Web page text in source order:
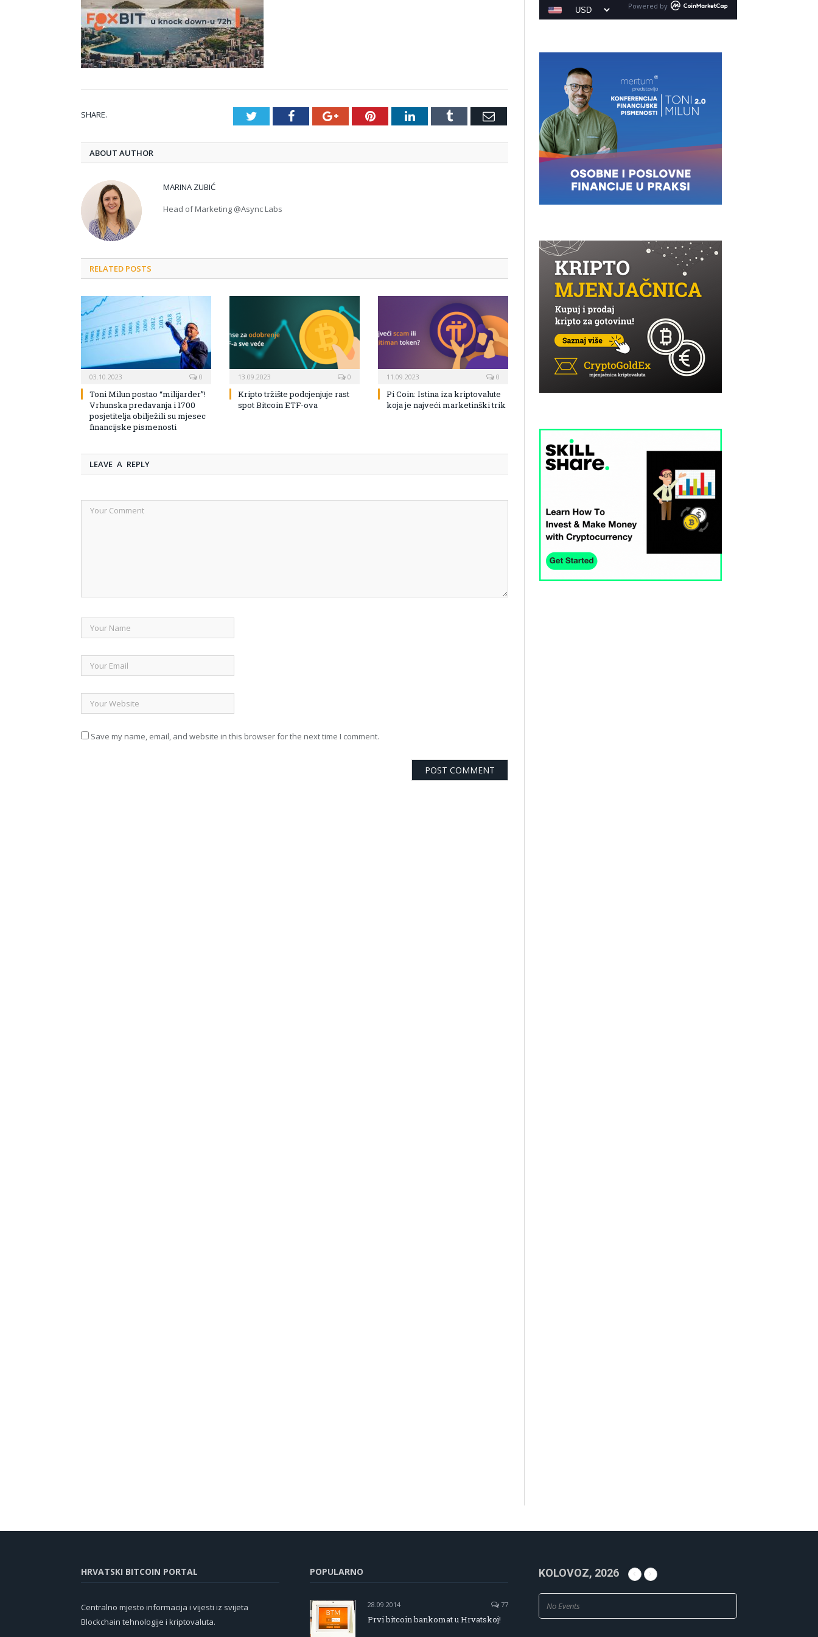
SHARE. TwitterFacebookGoogle+PinterestLinkedInTumblr Email
ABOUT AUTHOR
MARINA ZUBIĆ
Head of Marketing @Async Labs
RELATED POSTS
03.10.2023 0
Toni Milun postao “milijarder”!
Vrhunska predavanja i 1700
posjetitelja obilježili su mjesec
financijske pismenosti
13.09.2023 0
Kripto tržište podcjenjuje rast
spot Bitcoin ETF-ova
11.09.2023 0
Pi Coin: Istina iza kriptovalute
koja je najveći marketinški trik
LEAVE A REPLY
Save my name, email, and website in this browser for the next time I comment.
Powered by
HRVATSKI BITCOIN PORTAL
Centralno mjesto informacija i vijesti iz svijeta
Blockchain tehnologije i kriptovaluta.
POPULARNO
28.09.2014 77
Prvi bitcoin bankomat u Hrvatskoj!
KOLOVOZ, 2026
No Events